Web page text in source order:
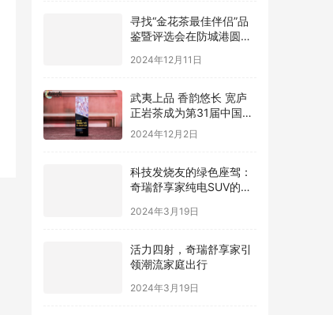
寻找“金花茶最佳伴侣”品
鉴暨评选会在防城港圆满
2024年12月11日
武夷上品 香韵悠长 宽庐
正岩茶成为第31届中国国
牌
2024年12月2日
科技发烧友的绿色座驾：
奇瑞舒享家纯电SUV的智
2024年3月19日
活力四射，奇瑞舒享家引
领潮流家庭出行
2024年3月19日